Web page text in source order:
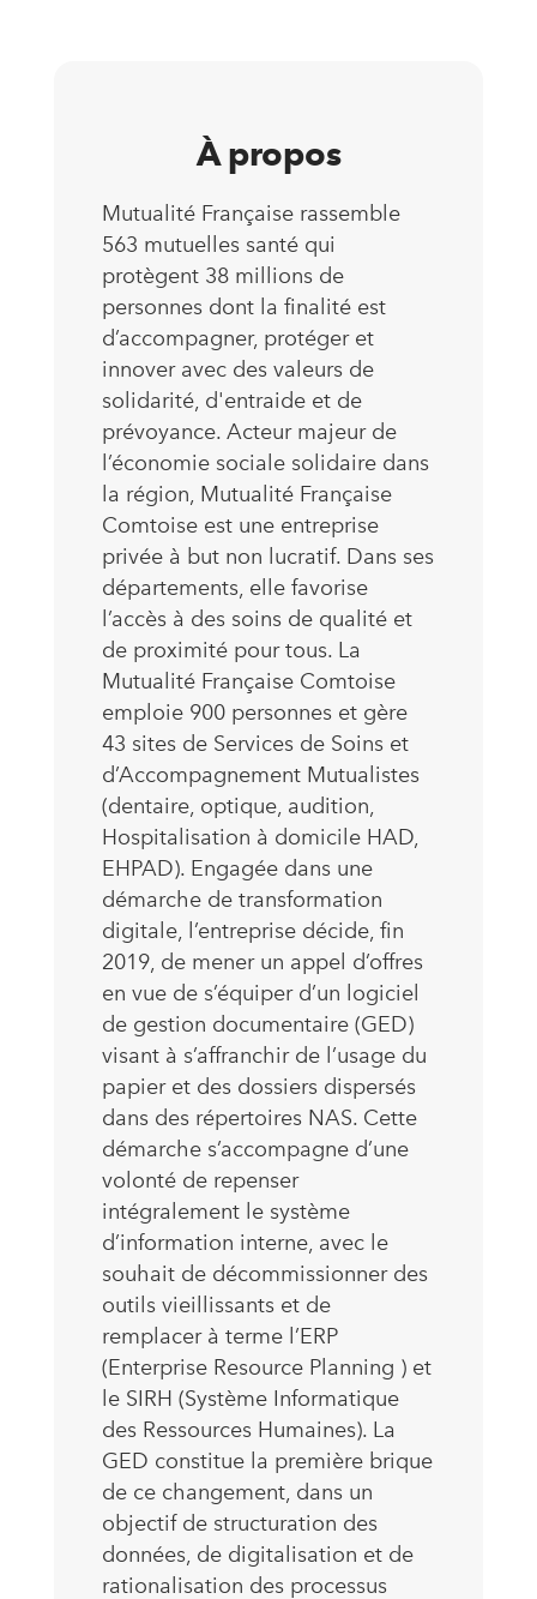
À propos
Mutualité Française rassemble
563 mutuelles santé qui
protègent 38 millions de
personnes dont la finalité est
d’accompagner, protéger et
innover avec des valeurs de
solidarité, d'entraide et de
prévoyance. Acteur majeur de
l’économie sociale solidaire dans
la région, Mutualité Française
Comtoise est une entreprise
privée à but non lucratif. Dans ses
départements, elle favorise
l’accès à des soins de qualité et
de proximité pour tous. La
Mutualité Française Comtoise
emploie 900 personnes et gère
43 sites de Services de Soins et
d’Accompagnement Mutualistes
(dentaire, optique, audition,
Hospitalisation à domicile HAD,
EHPAD). Engagée dans une
démarche de transformation
digitale, l’entreprise décide, fin
2019, de mener un appel d’offres
en vue de s’équiper d’un logiciel
de gestion documentaire (GED)
visant à s’affranchir de l’usage du
papier et des dossiers dispersés
dans des répertoires NAS. Cette
démarche s’accompagne d’une
volonté de repenser
intégralement le système
d’information interne, avec le
souhait de décommissionner des
outils vieillissants et de
remplacer à terme l’ERP
(Enterprise Resource Planning ) et
le SIRH (Système Informatique
des Ressources Humaines). La
GED constitue la première brique
de ce changement, dans un
objectif de structuration des
données, de digitalisation et de
rationalisation des processus